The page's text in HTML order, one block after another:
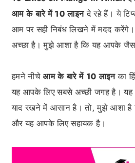
आम के बारे में 10 लाइनदे रहे हैं। ये
आम पर सही निबंध लिखने में मदद
अच्छा है। मुझे आशा है कि यह आपके
हमने नीचेआम के बारे में 10 लाइनका
यह आपके लिए सबसे अच्छी जगह है। यह
याद रखने में आसान है। तो, मुझे आशा
और यह आपके लिए सहायक है।